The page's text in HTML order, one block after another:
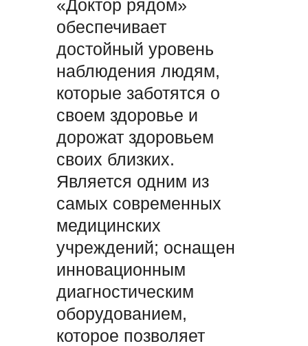
«Доктор рядом»
обеспечивает
достойный уровень
наблюдения людям,
которые заботятся о
своем здоровье и
дорожат здоровьем
своих близких.
Является одним из
самых современных
медицинских
учреждений; оснащен
инновационным
диагностическим
оборудованием,
которое позволяет